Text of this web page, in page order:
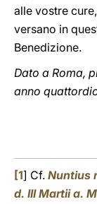
alle vostre
versano in
Benedizione.
Dato a Roma,
anno
[1] Cf. Nuntius
d. III Martii a.